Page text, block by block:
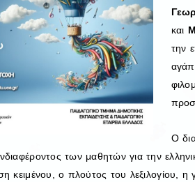
και
την
Ο
των μαθητών για την
κειμένου, ο πλούτος του λεξιλογίου,